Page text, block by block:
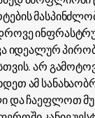
იდეალურ
არ
ამ
და ჩაეფლოთ